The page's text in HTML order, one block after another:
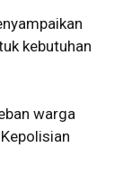
kebutuhan
warga